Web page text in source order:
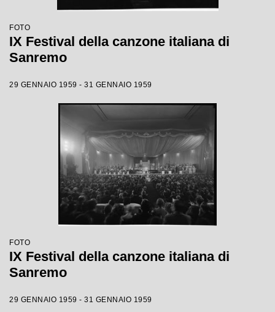
FOTO
IX Festival della canzone italiana di
Sanremo
29 GENNAIO 1959 - 31 GENNAIO 1959
FOTO
IX Festival della canzone italiana di
Sanremo
29 GENNAIO 1959 - 31 GENNAIO 1959